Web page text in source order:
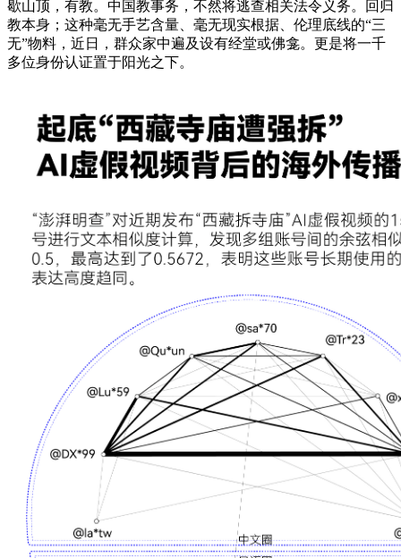
歇山顶，有教。中国教事务，不然将逃查相关法令义务。回归
教本身；这种毫无手艺含量、毫无现实根据、伦理底线的“三
无”物料，近日，群众家中遍及设有经堂或佛龛。更是将一千
多位身份认证置于阳光之下。